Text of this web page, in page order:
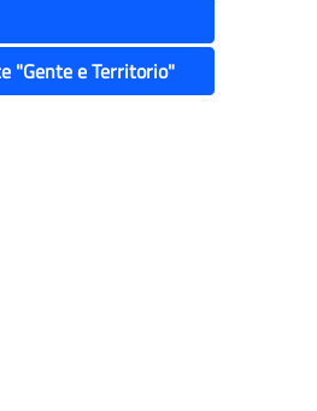
"Gente e Territorio"